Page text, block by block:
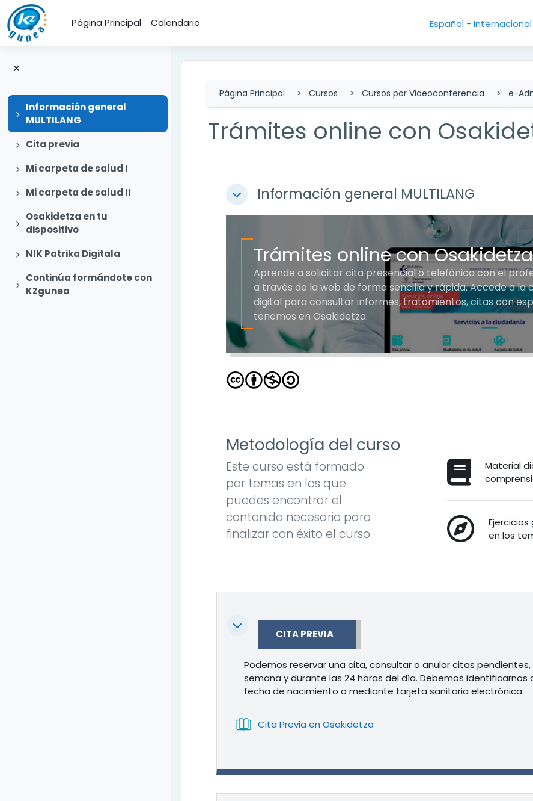
Salta al contenido principal
Página Principal
Calendario Español -
Expandir
Información general
MULTILANG
Expandir
Cita previa
Expandir
Mi carpeta de salud I
Expandir
Mi carpeta de salud II
Expandir
Osakidetza en tu
dispositivo
Expandir
NIK Patrika Digitala
Expandir
Continúa formándote con
KZgunea
Página Principal Cursos Cursos por Videoconferencia e-
Trámites online con
Perfilado de sección
ColapsarInformación general MULTILANG
Trámites online con Osakidetza
Aprende a solicitar cita presencial o telefónica con el
a través de la web de forma sencilla y rápida. Accede a
digital para consultar informes, tratamientos, citas con
tenemos en Osakidetza.
Metodología del curso
Este curso está formado
por temas en los que
puedes encontrar el
contenido necesario para
finalizar con éxito el curso.
Material
en los
Colapsar CITA PREVIA
Podemos reservar una cita, consultar o anular citas
semana y durante las 24 horas del día. Debemos
fecha de nacimiento o mediante tarjeta sanitaria electrónica.
Cita Previa en Osakidetza